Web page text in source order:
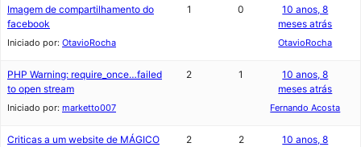
Imagem de compartilhamento do
facebook
Iniciado por: OtavioRocha
1 0
10 anos, 8
meses atrás
OtavioRocha
PHP Warning: require_once…failed
to open stream
Iniciado por: marketto007
2 1
10 anos, 8
meses atrás
Fernando Acosta
Criticas a um website de MÁGICO 2 2
10 anos, 8